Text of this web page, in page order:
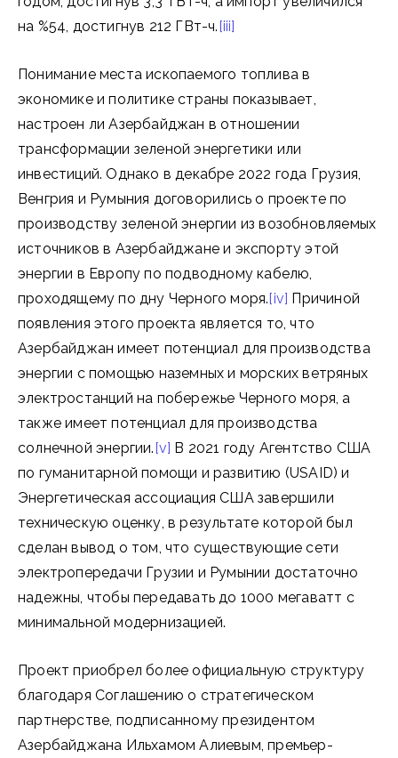
на %54, достигнув 212 ГВт-ч.[iii]
Понимание места ископаемого топлива в
экономике и политике страны показывает,
настроен ли Азербайджан в отношении
трансформации зеленой энергетики или
инвестиций. Однако в декабре 2022 года Грузия,
Венгрия и Румыния договорились о проекте по
производству зеленой энергии из возобновляемых
источников в Азербайджане и экспорту этой
энергии в Европу по подводному кабелю,
проходящему по дну Черного моря.[iv] Причиной
появления этого проекта является то, что
Азербайджан имеет потенциал для производства
энергии с помощью наземных и морских ветряных
электростанций на побережье Черного моря, а
также имеет потенциал для производства
солнечной энергии.[v] В 2021 году Агентство США
по гуманитарной помощи и развитию (USAID) и
Энергетическая ассоциация США завершили
техническую оценку, в результате которой был
сделан вывод о том, что существующие сети
электропередачи Грузии и Румынии достаточно
надежны, чтобы передавать до 1000 мегаватт с
минимальной модернизацией.
Проект приобрел более официальную структуру
благодаря Соглашению о стратегическом
партнерстве, подписанному президентом
Азербайджана Ильхамом Алиевым, премьер-